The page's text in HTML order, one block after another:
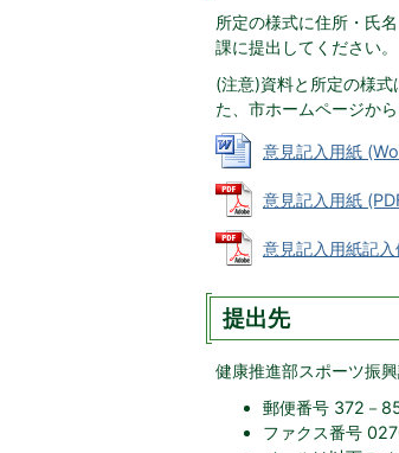
所定の様式に住所・氏
課に提出してください。
(注意)資料と所定の様
た、市ホームページか
意見記入用紙
意見記入用紙
意見記入用紙記
提出先
健康推進部スポーツ振
郵便番号 372－
ファクス番号